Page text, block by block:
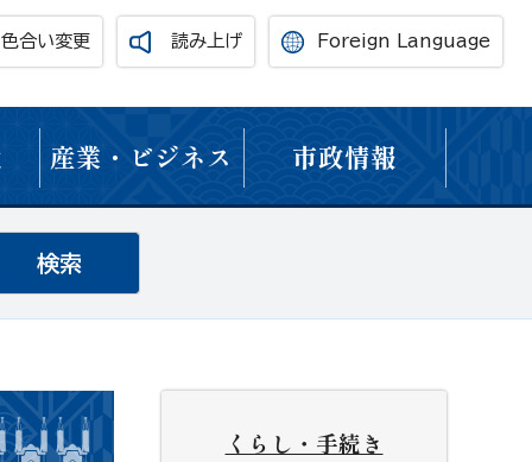
色合い変更 読み上げ Foreign Language
産業・ビジネス 市政情報
くらし・手続き